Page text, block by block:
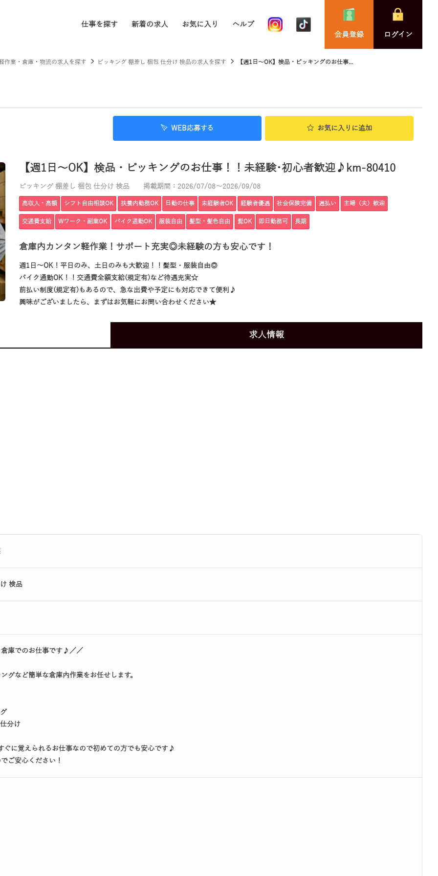
仕事を探す 新着の求人 お気に入り
ヘルプ
会員登録
ログイン
作業・倉庫・物流の求人を探す ピッキング 棚差し 梱包 仕分け 検品の求人を探す 【週1日～OK】検品・ピッキングのお仕事...
WEB応募する お気に入り に追加
【週1日～OK】検品・ピッキングのお仕事！！未経験･初心者歓迎♪km-80410
ピッキング 棚差し 梱包 仕分け 検品 掲載期間：2026/07/08～2026/09/08
高収入・高額 シフト自由相談OK 扶養内勤務OK 日勤の仕事 未経験者OK 経験者優遇 社会保険完備 週払い 主婦（夫）歓迎
交通費支給 Wワーク・副業OK バイク通勤OK 服装自由 髪型・髪色自由 髭OK 即日勤務可 長期
倉庫内カンタン軽作業！サポート充実◎未経験の方も安心です！
週1日～OK！平日のみ、土日のみも大歓迎！！髪型・服装自由◎
バイク通勤OK！！交通費全額支給(規定有)など待遇充実☆
前払い制度(規定有)もあるので、急な出費や予定にも対応できて便利♪
興味がございましたら、まずはお気軽にお問い合わせください★
求人情報
検品
庫でのお仕事です♪／／
グなど簡単な倉庫内作業をお任せします。
分け
に覚えられるお仕事なので初めての方でも安心です♪
ご安心ください！